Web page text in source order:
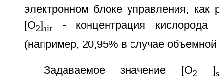
электронном блоке управления, как
[O2]air- концентрация кислорода
(например, 20,95% в случае объемной
Задаваемое значение [O2 ]